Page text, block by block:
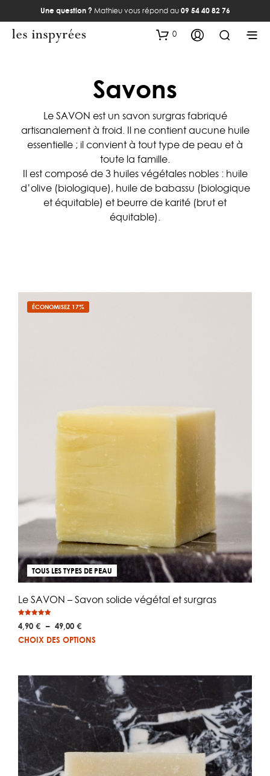
Une question ? Mathieu vous répond au 09 54 40 82 76
0
Savons
Le SAVON est un savon surgras fabriqué
artisanalement à froid. Il ne contient aucune huile
essentielle ; il convient à tout type de peau et à
toute la famille.
Il est composé de 3 huiles végétales nobles : huile
d’olive (biologique), huile de babassu (biologique
et équitable) et beurre de karité (brut et
équitable).
TOUS LES TYPES DE PEAU
ÉCONOMISEZ 17%
Le SAVON – Savon solide végétal et surgras
4.93
4,90 € – 49,00 €
de
49,00 €
CHOIX DES OPTIONS
Les
être